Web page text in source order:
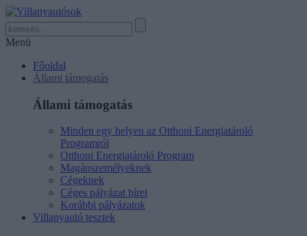
Menü
Főoldal
Állami támogatás
Állami támogatás
Minden egy helyen az Otthoni Energiatároló
Programról
Otthoni Energiatároló Program
Magánszemélyeknek
Cégeknek
Céges pályázat hírei
Korábbi pályázatok
Villanyautó tesztek